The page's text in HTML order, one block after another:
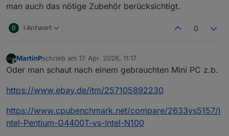
man auch das nötige Zubehör berücksichtigt.
B 1 Antwort 0
Online
MartinPschrieb am 17. Apr. 2026, 11:17
zuletzt editiert von
Oder man schaut nach einem gebrauchten Mini PC z.b.
https://www.ebay.de/itm/257105892230
https://www.cpubenchmark.net/compare/2633vs5157/I
ntel-Pentium-G4400T-vs-Intel-N100